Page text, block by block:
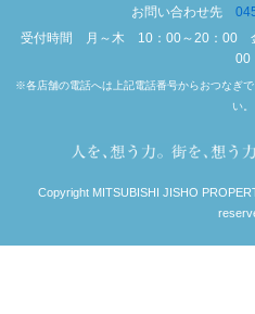
お問い合わせ先
受付時間 月～木 10：00～20：00
00
※各店舗の電話へは上記電話番号からおつなぎ
い。
Copyright MITSUBISHI JISHO